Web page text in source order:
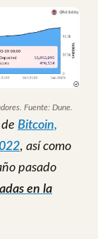
Fuente: Dune.
Bitcoin,
, así como
pasado
en la